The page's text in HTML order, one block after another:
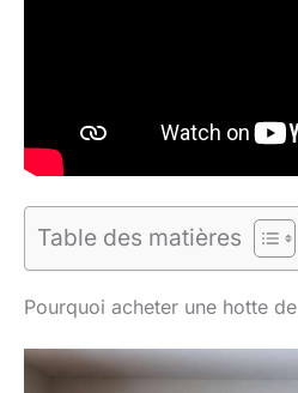
Table des matières
Pourquoi acheter une hotte